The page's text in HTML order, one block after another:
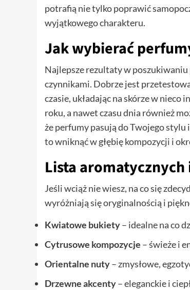
potrafią nie tylko poprawić
wyjątkowego charakteru.
Jak wybierać
Najlepsze rezultaty w poszukiwaniu
czynnikami. Dobrze jest
czasie, układając na skórze w
roku, a nawet czasu dnia również
że perfumy pasują do Twojego stylu
to wniknąć w głębię kompozycji i
Lista
Jeśli wciąż nie wiesz, na co się
wyróżniają się oryginalnością i
Kwiatowe bukiety– idealne na co
Cytrusowe kompozycje – świeże i
Orientalne nuty– zmysłowe,
Drzewne akcenty– eleganckie i